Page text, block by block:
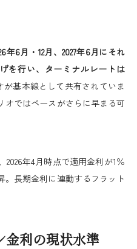
年6月・12月、2027年6月にそれ
を行い、ターミナルレートは
が基本線として共有されていま
オではペースがさらに早まる可
年4月時点で適用金利が1％
。長期金利に連動するフラット
金利の現状水準